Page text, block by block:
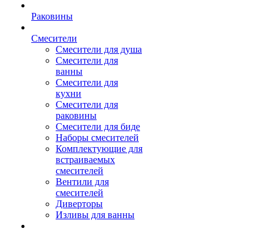
Раковины
Смесители
Смесители для душа
Смесители для
ванны
Смесители для
кухни
Смесители для
раковины
Смесители для биде
Наборы смесителей
Комплектующие для
встраиваемых
смесителей
Вентили для
смесителей
Диверторы
Изливы для ванны